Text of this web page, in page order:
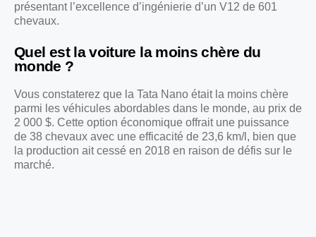
présentant l’excellence d’ingénierie d’un V12 de 601
chevaux.
Quel est la voiture la moins chère du
monde ?
Vous constaterez que la Tata Nano était la moins chère
parmi les véhicules abordables dans le monde, au prix de
2 000 $. Cette option économique offrait une puissance
de 38 chevaux avec une efficacité de 23,6 km/l, bien que
la production ait cessé en 2018 en raison de défis sur le
marché.